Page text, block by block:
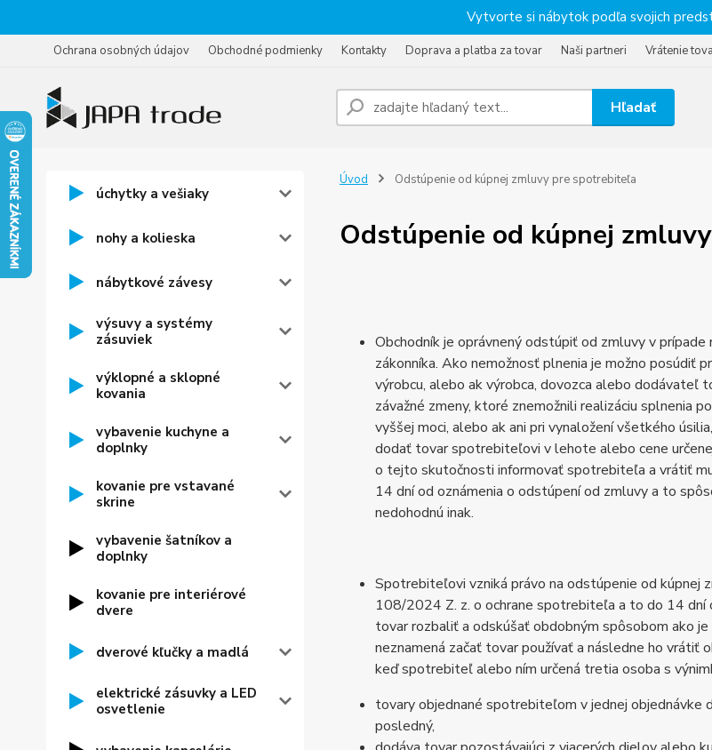
Vytvorte si nábytok podľa svojich
Ochrana osobných údajov Obchodné podmienky Kontakty Doprava a platba za tovar Naši partneri Vrátenie
Hľadať
úchytky a vešiaky
nohy a kolieska
nábytkové závesy
výsuvy a systémy
zásuviek
výklopné a sklopné
kovania
vybavenie kuchyne a
doplnky
kovanie pre vstavané
skrine
vybavenie šatníkov a
doplnky
kovanie pre interiérové
dvere
dverové kľučky a madlá
elektrické zásuvky a LED
osvetlenie
Úvod Odstúpenie od kúpnej zmluvy pre spotrebiteľa
Odstúpenie od kúpnej
Obchodník je oprávnený odstúpiť od zmluvy v
zákonníka. Ako nemožnosť plnenia je možno posúdiť
výrobcu, alebo ak výrobca, dovozca alebo
závažné zmeny, ktoré znemožnili realizáciu splnenia
vyššej moci, alebo ak ani pri vynaložení všetkého
dodať tovar spotrebiteľovi v lehote alebo cene
o tejto skutočnosti informovať spotrebiteľa a vrátiť
14 dní od oznámenia o odstúpení od zmluvy a to
nedohodnú inak.
Spotrebiteľovi vzniká právo na odstúpenie od kúpnej
108/2024 Z. z. o ochrane spotrebiteľa a to do 14
tovar rozbaliť a odskúšať obdobným spôsobom ako
neznamená začať tovar používať a následne ho vrátiť
keď spotrebiteľ alebo ním určená tretia osoba s
tovary objednané spotrebiteľom v jednej objednávke
posledný,